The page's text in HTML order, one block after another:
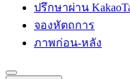
ปรึกษาผ่าน
จองหัตถการ
ภาพก่อน-หลัง